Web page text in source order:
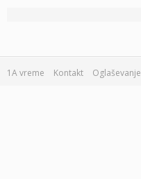
1A vreme Kontakt Oglaševanje